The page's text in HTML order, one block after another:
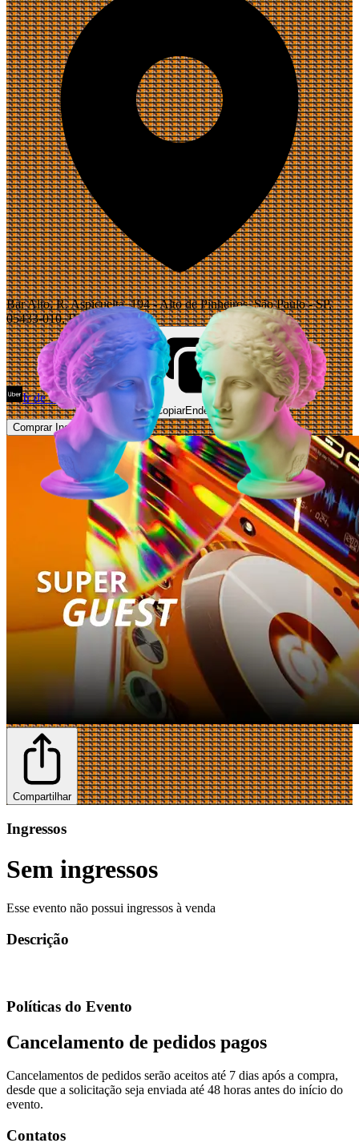
Bar Alto, R. Aspicuelta, 194 - Alto de Pinheiros, São Paulo - SP,
05433-010, Brasil
Ir de Uber Abrir Maps
CopiarEndereço
Comprar Ingressos
Compartilhar
Ingressos
Sem ingressos
Esse evento não possui ingressos à venda
Descrição
Políticas do Evento
Cancelamento de pedidos pagos
Cancelamentos de pedidos serão aceitos até 7 dias após a compra,
desde que a solicitação seja enviada até 48 horas antes do início do
evento.
Contatos